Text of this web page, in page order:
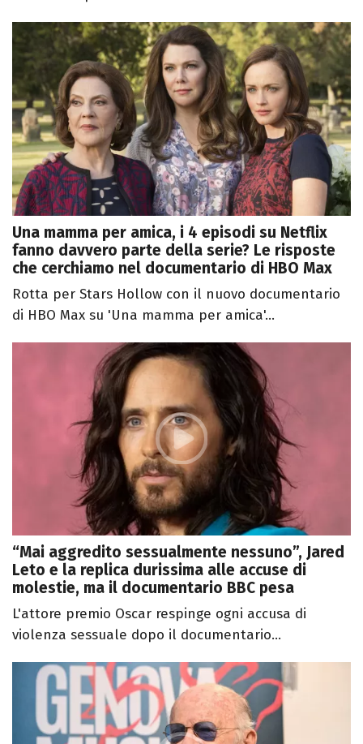
Una mamma per amica, i 4 episodi su Netflix
fanno davvero parte della serie? Le risposte
che cerchiamo nel documentario di HBO Max
Rotta per Stars Hollow con il nuovo documentario
di HBO Max su 'Una mamma per amica'...
“Mai aggredito sessualmente nessuno”, Jared
Leto e la replica durissima alle accuse di
molestie, ma il documentario BBC pesa
L'attore premio Oscar respinge ogni accusa di
violenza sessuale dopo il documentario...